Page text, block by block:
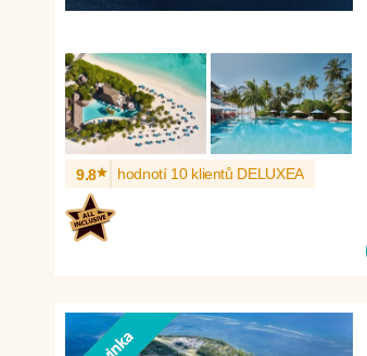
9.8* hodnotí 10 klientů DELUXEA